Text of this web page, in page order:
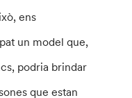
ens
un model que,
podria brindar
que estan